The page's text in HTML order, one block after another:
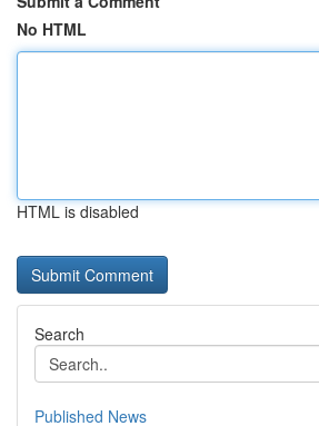
No HTML
HTML is disabled
Search
Published News